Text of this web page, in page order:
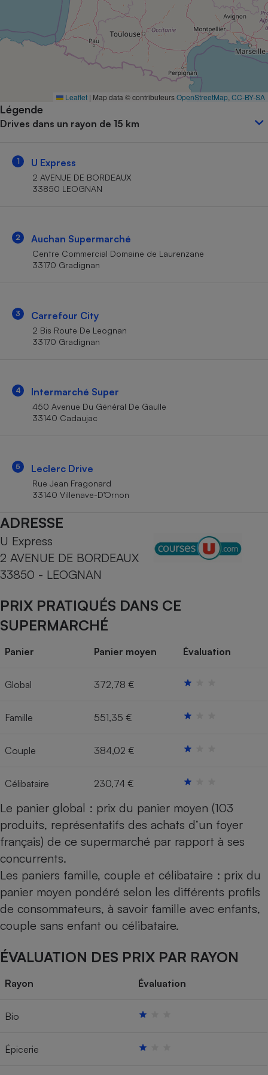
Leaflet | Map data © contributeursOpenStreetMap CC-BY-SA
Légende
Drives dans un rayon de 15 km
1 U Express
2 AVENUE DE BORDEAUX
33850 LEOGNAN
2 Auchan Supermarché
Centre Commercial Domaine de Laurenzane
33170 Gradignan
3 Carrefour City
2 Bis Route De Leognan
33170 Gradignan
4 Intermarché Super
450 Avenue Du Général De Gaulle
33140 Cadaujac
5 Leclerc Drive
Rue Jean Fragonard
33140 Villenave-D’Ornon
ADRESSE
U Express
2 AVENUE DE BORDEAUX
33850 - LEOGNAN
PRIX PRATIQUÉS DANS CE
SUPERMARCHÉ
Panier Panier moyen Évaluation
Global 372,78 €
Famille 551,35 €
Couple 384,02 €
Célibataire 230,74 €
Le panier global : prix du panier moyen (103
produits, représentatifs des achats d’un foyer
français) de ce supermarché par rapport à ses
concurrents.
Les paniers famille, couple et célibataire : prix du
panier moyen pondéré selon les différents profils
de consommateurs, à savoir famille avec enfants,
couple sans enfant ou célibataire.
ÉVALUATION DES PRIX PAR RAYON
Rayon Évaluation
Bio
Épicerie
Complément
alimentaire
Assurance emprunteur
Petit électroménager -
Cafetière à expressos
Robot ménager
Mutuelle